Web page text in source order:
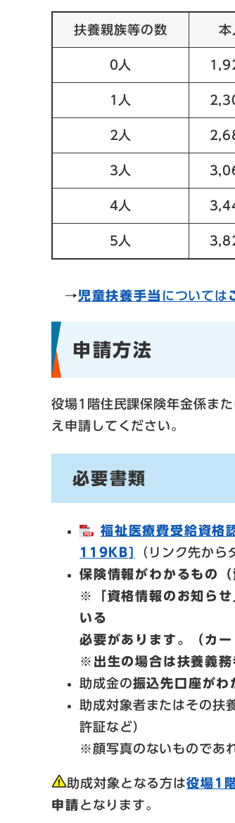
扶養親族等の数 本
0人
1人
2人
3人
4人
5人
→児童扶養手当 については
申請方法
役場1階住民課保険年金係ま
え申請してください。
必要書類
福祉医療費受給資格
119KB]
（リンク先から
保険情報がわかるもの
※「資格情報のお知らせ
いる
必要があります。（カ
※出生の場合は扶養義務
助成金の振込先口座がわ
助成対象者またはその扶
許証など）
※顔写真のないものであ
助成対象となる方は役場1
申請 となります。